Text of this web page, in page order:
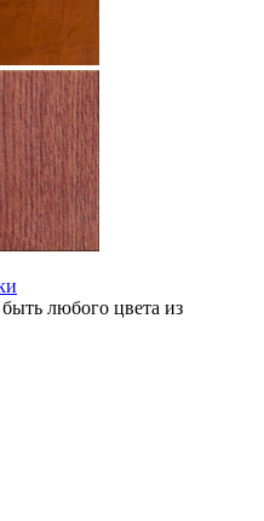
любого цвета из